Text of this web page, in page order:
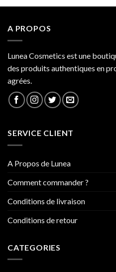
A PROPOS
Lunea Cosmetics est une
des produits authentiques en
agrées.
SERVICE CLIENT
A Propos de Lunea
Comment commander ?
Conditions de livraison
Conditions de retour
CATEGORIES